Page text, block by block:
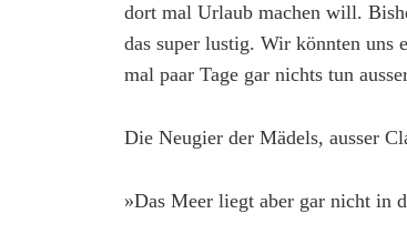
dort mal Urlaub machen will.
das super lustig. Wir könnten uns
mal paar Tage gar nichts tun
Die Neugier der Mädels, ausser
»Das Meer liegt aber gar nicht in